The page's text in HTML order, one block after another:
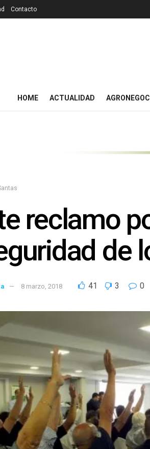
Contacto
HOME ACTUALIDAD
reclamo
de
8 marzo, 2018 41 3 0